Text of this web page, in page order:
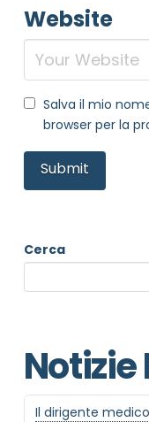
Website
Salva il mio
browser per la
Cerca
Notizie
Il dirigente